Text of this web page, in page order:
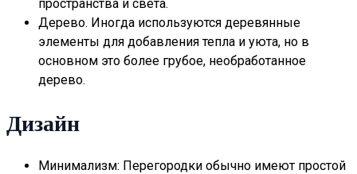
пространства и света.
Дерево. Иногда используются деревянные
элементы для добавления тепла и уюта, но в
основном это более грубое, необработанное
дерево.
Дизайн
Минимализм: Перегородки обычно имеют простой